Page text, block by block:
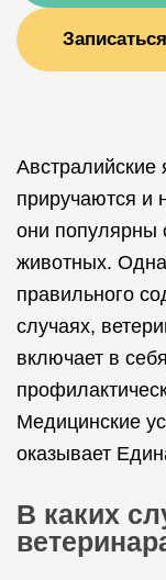
приручаются и
они популярны
животных.
правильного
случаях,
включает в
Медицинские
оказывает
В каких